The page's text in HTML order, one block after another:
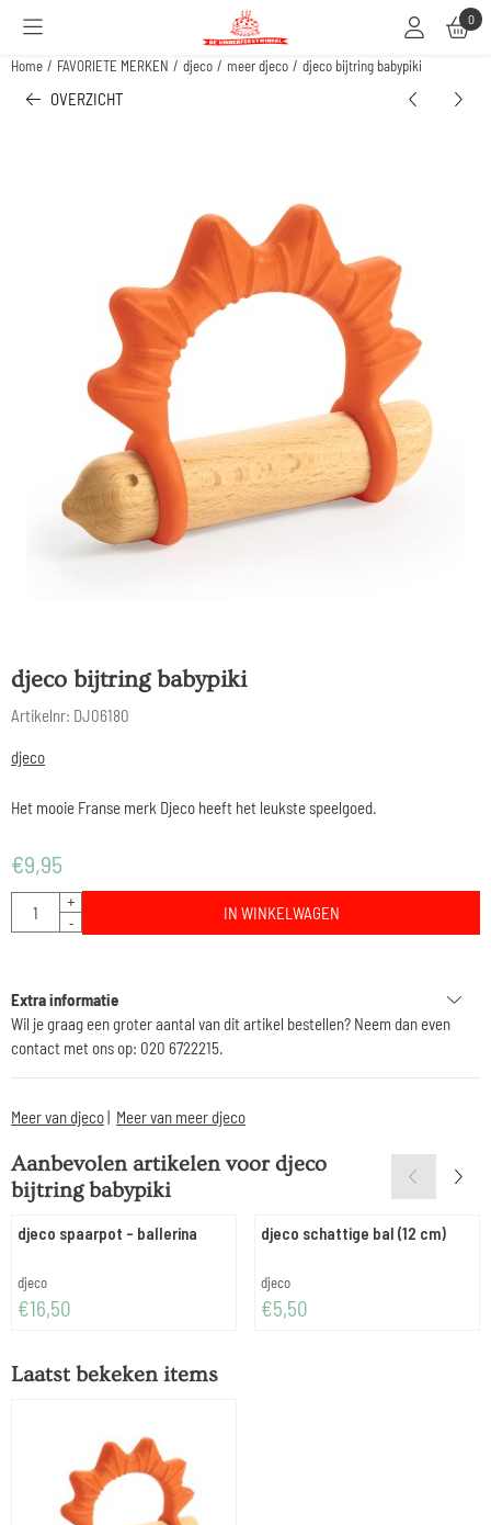
Cookievoorkeuren zijn beschikbaar. Kies instellingen of sta alle cookies toe.0
Home / FAVORIETE MERKEN / djeco / meer djeco / djeco bijtring babypiki
OVERZICHT
djeco bijtring babypiki
Artikelnr: DJ06180
djeco
Het mooie Franse merk Djeco heeft het leukste speelgoed.
€9,95
Aantal
+
-
IN WINKELWAGEN
Extra informatie
Wil je graag een groter aantal van dit artikel bestellen? Neem dan even
contact met ons op: 020 6722215.
Meer van djeco| Meer van meer djeco
Aanbevolen artikelen voordjeco
bijtring babypiki
djeco spaarpot - ballerina
Merk:
djeco
Prijs: 16,50
€16,50
djeco schattige bal (12 cm)
Merk:
djeco
Prijs: 5,50
€5,50
Laatst bekeken items